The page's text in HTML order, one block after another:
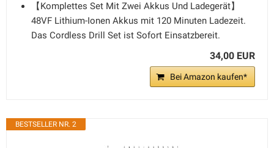
【Komplettes Set Mit Zwei Akkus Und Ladegerät】
48VF Lithium-Ionen Akkus mit 120 Minuten Ladezeit.
Das Cordless Drill Set ist Sofort Einsatzbereit.
34,00 EUR
Bei Amazon kaufen*
BESTSELLER NR. 2